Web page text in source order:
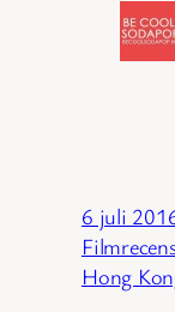
6 juli
Hong